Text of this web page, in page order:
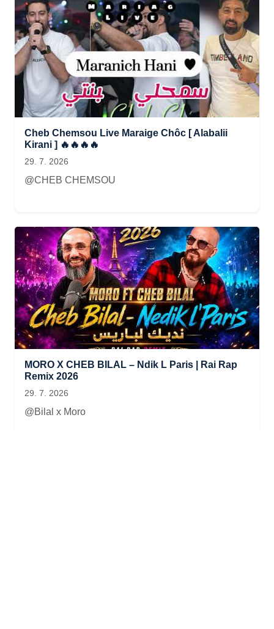
Cheb Chemsou Live Maraige Chôc [ Alabalii
Kirani ] 🔥🔥🔥🔥
29. 7. 2026
@CHEB CHEMSOU
MORO X CHEB BILAL – Ndik L Paris | Rai Rap
Remix 2026
29. 7. 2026
@Bilal x Moro